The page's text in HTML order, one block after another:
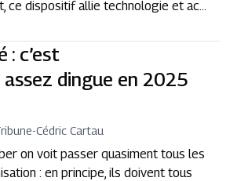
ce dispositif allie technologie et ac...
: c’est
dingue en 2025
-Cédric Cartau
on voit passer quasiment tous les
: en principe, ils doivent tous